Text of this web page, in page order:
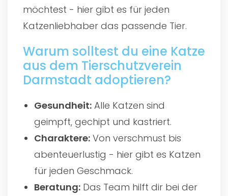
möchtest - hier gibt es für jeden
Katzenliebhaber das passende Tier.
Warum solltest du eine Katze
aus dem Tierschutzverein
Darmstadt adoptieren?
Gesundheit: Alle Katzen sind
geimpft, gechipt und kastriert.
Charaktere: Von verschmust bis
abenteuerlustig - hier gibt es Katzen
für jeden Geschmack.
Beratung: Das Team hilft dir bei der